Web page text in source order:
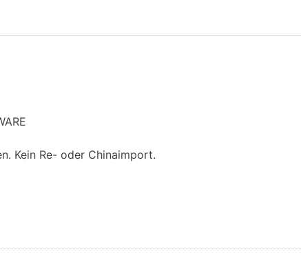
Kein Re- oder Chinaimport.